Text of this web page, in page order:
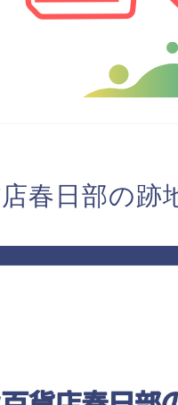
春日部の跡